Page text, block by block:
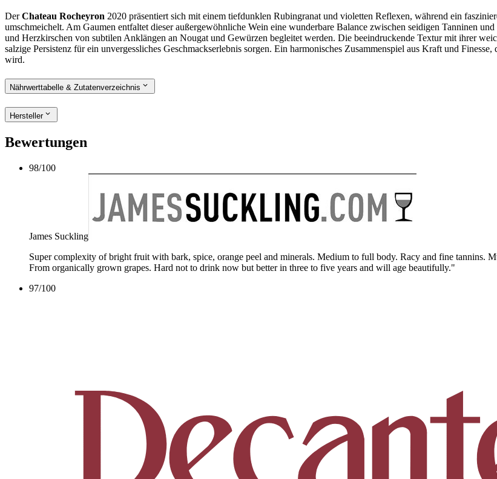
DerChateau Rocheyron 2020 präsentiert sich mit einem tiefdunklen Rubingranat und violetten Reflexen, während ein
umschmeichelt. Am Gaumen entfaltet dieser außergewöhnliche Wein eine wunderbare Balance zwischen seidigen Tanninen
und Herzkirschen von subtilen Anklängen an Nougat und Gewürzen begleitet werden. Die beeindruckende Textur mit ihrer
salzige Persistenz für ein unvergessliches Geschmackserlebnis sorgen. Ein harmonisches Zusammenspiel aus Kraft und
wird.
Nährwerttabelle & Zutatenverzeichnis
Hersteller
Bewertungen
98/100
James Suckling
Super complexity of bright fruit with bark, spice, orange peel and minerals. Medium to full body. Racy and fine tannins.
From organically grown grapes. Hard not to drink now but better in three to five years and will age beautifully."
97/100